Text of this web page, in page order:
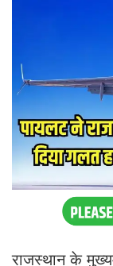
राजस्थान के